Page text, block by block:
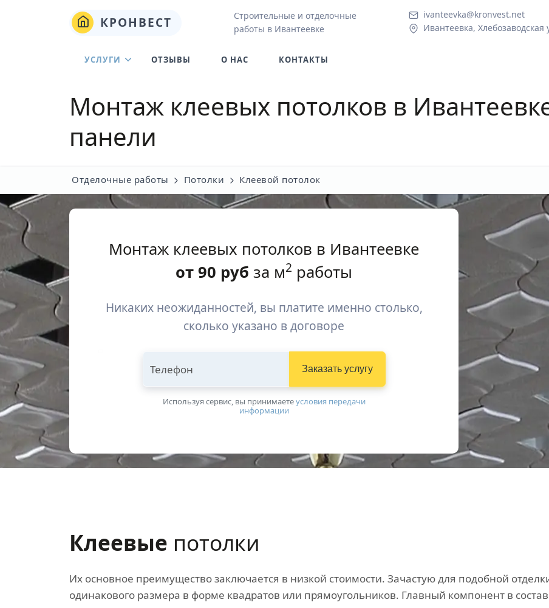
КРОНВЕСТ
Строительные и отделочные
работы в Ивантеевке
ivanteevka@kronvest.net
Ивантеевка, Хлебозаводская
УСЛУГИ ОТЗЫВЫ О НАС КОНТАКТЫ
Монтаж клеевых потолков в
панели
Отделочные работы Потолки Клеевой потолок
Монтаж клеевых потолков в Ивантеевке
от 90 руб за м2 работы
Никаких неожиданностей, вы платите именно столько,
сколько указано в договоре
Телефон Заказать услугу
Используя сервис, вы принимаетeусловия передачи
информации
Клеевые потолки
Их основное преимущество заключается в низкой стоимости. Зачастую для подобной
одинакового размера в форме квадратов или прямоугольников. Главный компонент в